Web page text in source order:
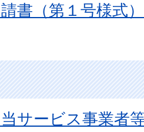
書（第１号様式
サービス事業者